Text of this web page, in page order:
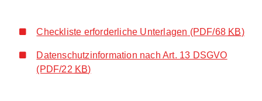
Checkliste erforderliche Unterlagen (PDF/68 KB)
Datenschutzinformation nach Art. 13 DSGVO
(PDF/22 KB)